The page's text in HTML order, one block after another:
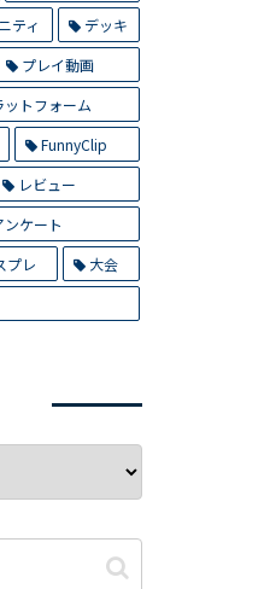
ティ
デッキ
プレイ動画
ットフォーム
FunnyClip
レビュー
ンケート
プレ
大会